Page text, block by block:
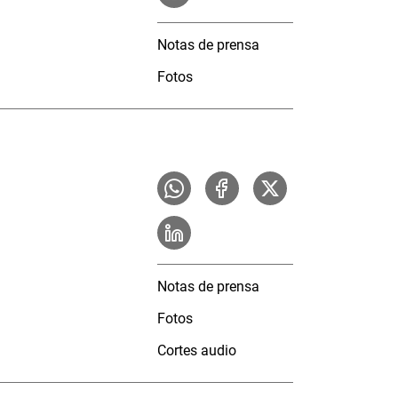
Notas de prensa
Fotos
Notas de prensa
Fotos
Cortes audio